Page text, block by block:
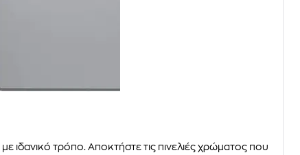
με ιδανικό τρόπο. Αποκτήστε τις πινελιές χρώματος που